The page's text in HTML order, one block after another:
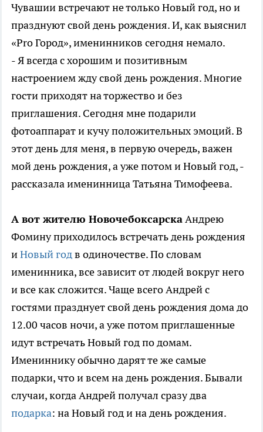
Чувашии встречают не только Новый год, но и
празднуют свой день рождения. И, как выяснил
«Pro Город», именинников сегодня немало.
- Я всегда с хорошим и позитивным
настроением жду свой день рождения. Многие
гости приходят на торжество и без
приглашения. Сегодня мне подарили
фотоаппарат и кучу положительных эмоций. В
этот день для меня, в первую очередь, важен
мой день рождения, а уже потом и Новый год, -
рассказала именинница Татьяна Тимофеева.
А вот жителю НовочебоксарскаАндрею
Фомину приходилось встречать день рождения
иНовый годв одиночестве. По словам
именинника, все зависит от людей вокруг него
и все как сложится. Чаще всего Андрей с
гостями празднует свой день рождения дома до
12.00 часов ночи, а уже потом приглашенные
идут встречать Новый год по домам.
Имениннику обычно дарят те же самые
подарки, что и всем на день рождения. Бывали
случаи, когда Андрей получал сразу два
подарка: на Новый год и на день рождения.